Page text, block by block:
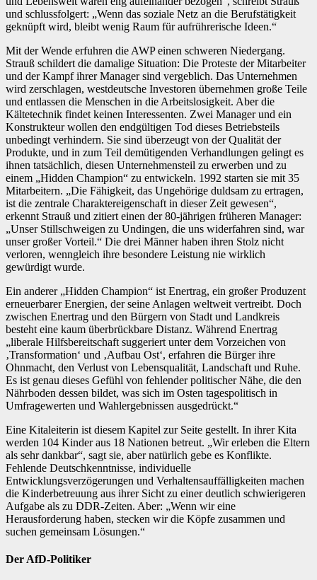
und schlussfolgert: „Wenn das soziale Netz an die Berufstätigkeit
geknüpft wird, bleibt wenig Raum für aufrührerische Ideen.“
Mit der Wende erfuhren die AWP einen schweren Niedergang.
Strauß schildert die damalige Situation: Die Proteste der Mitarbeiter
und der Kampf ihrer Manager sind vergeblich. Das Unternehmen
wird zerschlagen, westdeutsche Investoren übernehmen große Teile
und entlassen die Menschen in die Arbeitslosigkeit. Aber die
Kältetechnik findet keinen Interessenten. Zwei Manager und ein
Konstrukteur wollen den endgültigen Tod dieses Betriebsteils
unbedingt verhindern. Sie sind überzeugt von der Qualität der
Produkte, und in zum Teil demütigenden Verhandlungen gelingt es
ihnen tatsächlich, diesen Unternehmensteil zu erwerben und zu
einem „Hidden Champion“ zu entwickeln. 1992 starten sie mit 35
Mitarbeitern. „Die Fähigkeit, das Ungehörige duldsam zu ertragen,
ist die zentrale Charaktereigenschaft in dieser Zeit gewesen“,
erkennt Strauß und zitiert einen der 80-jährigen früheren Manager:
„Unser Stillschweigen zu Undingen, die uns widerfahren sind, war
unser großer Vorteil.“ Die drei Männer haben ihren Stolz nicht
verloren, wenngleich ihre besondere Leistung nie wirklich
gewürdigt wurde.
Ein anderer „Hidden Champion“ ist Enertrag, ein großer Produzent
erneuerbarer Energien, der seine Anlagen weltweit vertreibt. Doch
zwischen Enertrag und den Bürgern von Stadt und Landkreis
besteht eine kaum überbrückbare Distanz. Während Enertrag
„liberale Hilfsbereitschaft suggeriert unter dem Vorzeichen von
‚Transformation‘ und ‚Aufbau Ost‘, erfahren die Bürger ihre
Ohnmacht, den Verlust von Lebensqualität, Landschaft und Ruhe.
Es ist genau dieses Gefühl von fehlender politischer Nähe, die den
Nährboden dessen bildet, was sich im Osten tagespolitisch in
Umfragewerten und Wahlergebnissen ausgedrückt.“
Eine Kitaleiterin ist diesem Kapitel zur Seite gestellt. In ihrer Kita
werden 104 Kinder aus 18 Nationen betreut. „Wir erleben die Eltern
als sehr dankbar“, sagt sie, aber natürlich gebe es Konflikte.
Fehlende Deutschkenntnisse, individuelle
Entwicklungsverzögerungen und Verhaltensauffälligkeiten machen
die Kinderbetreuung aus ihrer Sicht zu einer deutlich schwierigeren
Aufgabe als zu DDR-Zeiten. Aber: „Wenn wir eine
Herausforderung haben, stecken wir die Köpfe zusammen und
suchen gemeinsam Lösungen.“
Der AfD-Politiker